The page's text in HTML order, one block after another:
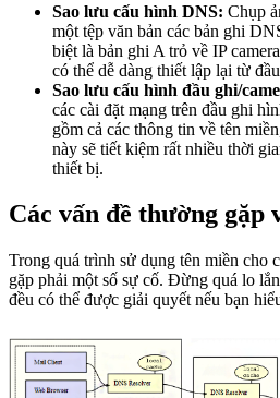
Sao lưu cấu hình DNS: Chụp
một tệp văn bản các bản ghi
biệt là bản ghi A trỏ về IP
có thể dễ dàng thiết lập lại từ
Sao lưu cấu hình đầu ghi/
các cài đặt mạng trên đầu ghi
gồm cả các thông tin về tên
này sẽ tiết kiệm rất nhiều thời
thiết bị.
Các vấn đề thường gặp
Trong quá trình sử dụng tên miền cho
gặp phải một số sự cố. Đừng quá lo
đều có thể được giải quyết nếu bạn